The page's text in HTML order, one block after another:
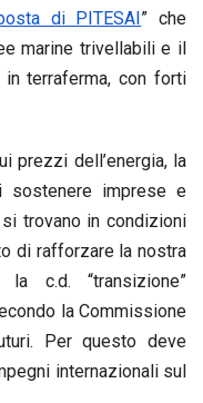
di PITESAI” che
marine trivellabili e il
terraferma, con forti
prezzi dell’energia, la
sostenere imprese e
trovano in condizioni
di rafforzare la nostra
la c.d. “transizione”
la Commissione
Per questo deve
internazionali sul